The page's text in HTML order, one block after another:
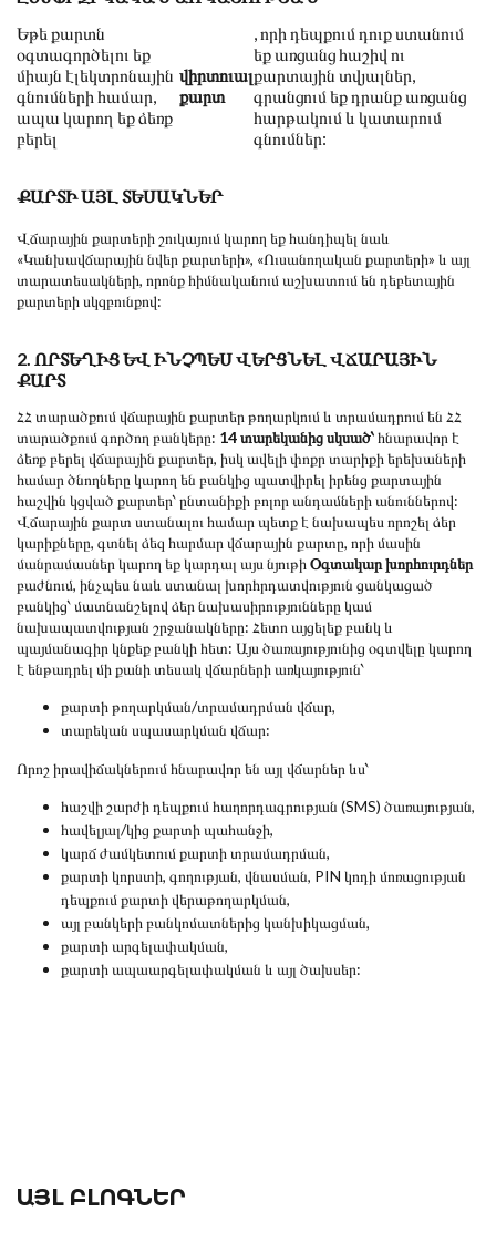
Եթե քարտն
օգտագործելու եք
միայն էլեկտրոնային
գնումների համար,
ապա կարող եք ձեռք
բերել
վիրտուալ
քարտ
, որի դեպքում դուք ստանում
եք առցանց հաշիվ ու
քարտային տվյալներ,
գրանցում եք դրանք առցանց
հարթակում և կատարում
գնումներ:
ՔԱՐՏԻ ԱՅԼ ՏԵՍԱԿՆԵՐ
Վճարային քարտերի շուկայում կարող եք հանդիպել նաև
«Կանխավճարային նվեր քարտերի», «Ուսանողական քարտերի» և այլ
տարատեսակների, որոնք հիմնականում աշխատում են դեբետային
քարտերի սկզբունքով:
2. ՈՐՏԵՂԻՑ ԵՎ ԻՆՉՊԵՍ ՎԵՐՑՆԵԼ ՎՃԱՐԱՅԻՆ
ՔԱՐՏ
ՀՀ տարածքում վճարային քարտեր թողարկում և տրամադրում են ՀՀ
տարածքում գործող բանկերը: 14 տարեկանից սկսած՝հնարավոր է
ձեռք բերել վճարային քարտեր, իսկ ավելի փոքր տարիքի երեխաների
համար ծնողները կարող են բանկից պատվիրել իրենց քարտային
հաշվին կցված քարտեր՝ ընտանիքի բոլոր անդամների անուններով:
Վճարային քարտ ստանալու համար պետք է նախապես որոշել ձեր
կարիքները, գտնել ձեզ հարմար վճարային քարտը, որի մասին
մանրամասներ կարող եք կարդալ այս նյութի Օգտակար խորհուրդներ
բաժնում, ինչպես նաև ստանալ խորհրդատվություն ցանկացած
բանկից՝ մատնանշելով ձեր նախասիրությունները կամ
նախապատվության շրջանակները: Հետո այցելեք բանկ և
պայմանագիր կնքեք բանկի հետ: Այս ծառայությունից օգտվելը կարող
է ենթադրել մի քանի տեսակ վճարների առկայություն՝
քարտի թողարկման/տրամադրման վճար,
տարեկան սպասարկման վճար:
Որոշ իրավիճակներում հնարավոր են այլ վճարներ ևս՝
հաշվի շարժի դեպքում հաղորդագրության (SMS) ծառայության,
հավելյալ/կից քարտի պահանջի,
կարճ ժամկետում քարտի տրամադրման,
քարտի կորստի, գողության, վնասման, PIN կոդի մոռացության
դեպքում քարտի վերաթողարկման,
այլ բանկերի բանկոմատներից կանխիկացման,
քարտի արգելափակման,
քարտի ապաարգելափակման և այլ ծախսեր:
ԱՅԼ ԲԼՈԳՆԵՐ